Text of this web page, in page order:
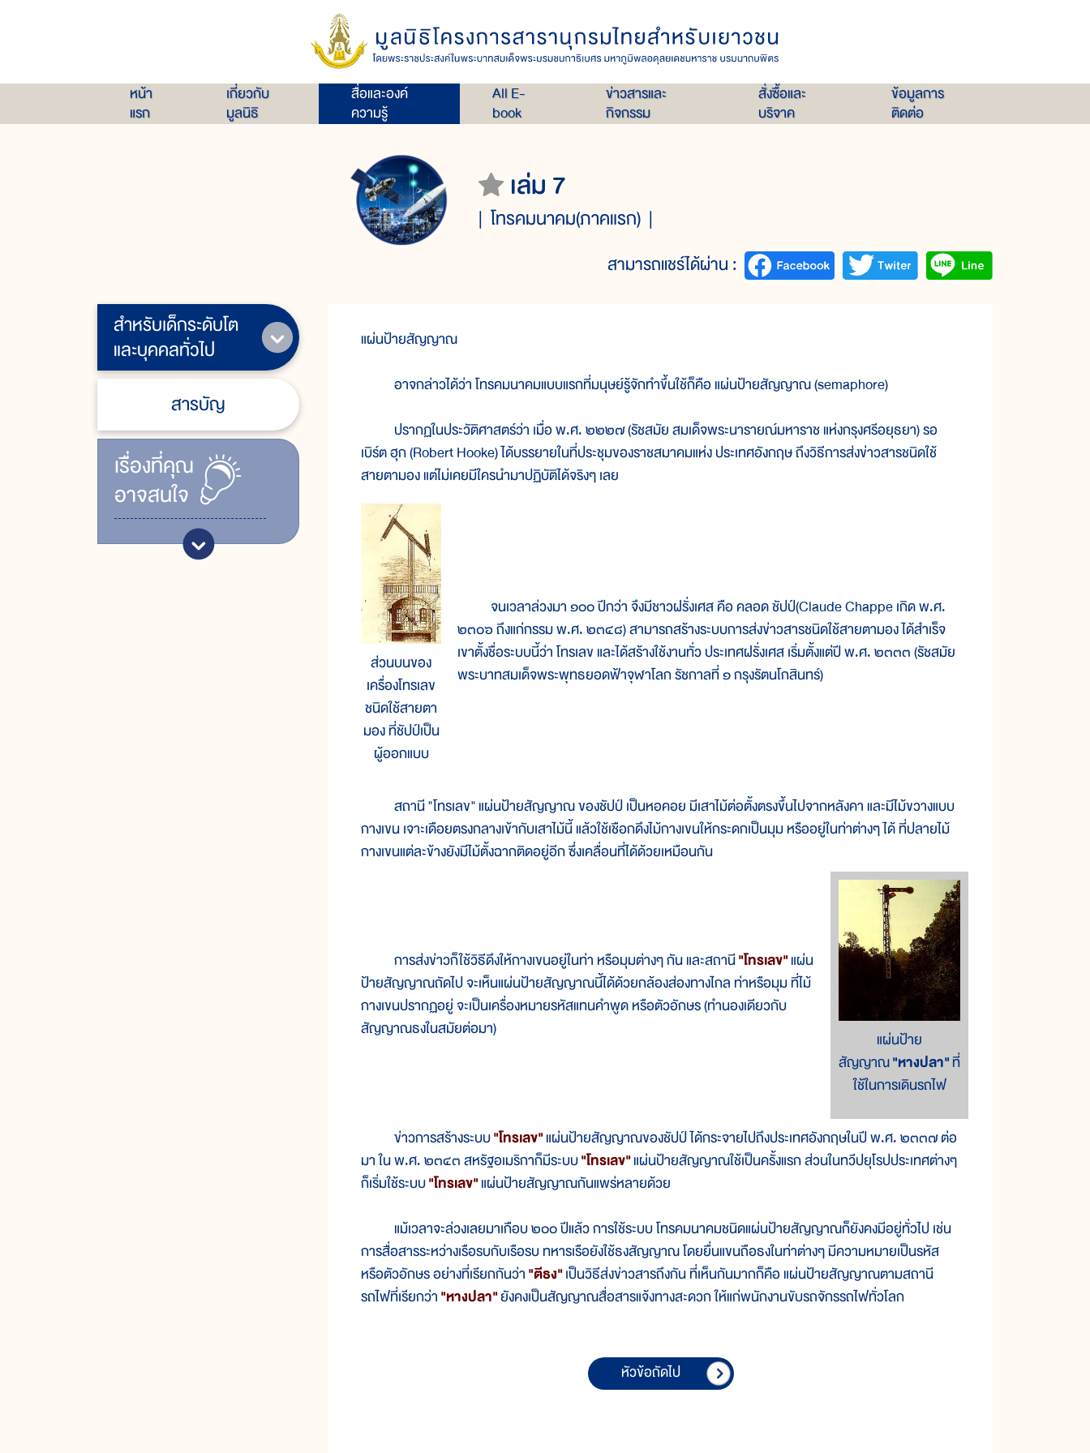
หน้า
แรก
เกี่ยวกับ
มูลนิธิ
สื่อและองค์
ความรู้
All E-
book
ข่าวสารและ
กิจกรรม
สั่งซื้อและ
บริจาค
ข้อมูลการ
ติดต่อ
เล่ม 7
โทรคมนาคม(ภาคแรก)
สามารถแชร์ได้ผ่าน :
สำหรับเด็กระดับโต
และบุคคลทั่วไป
สารบัญ
เรื่ิองที่คุณ
อาจสนใจ
แผ่นป้ายสัญญาณ
อาจกล่าวได้ว่า โทรคมนาคมแบบแรกที่มนุษย์รู้จักทำขึ้นใช้ก็คือ แผ่นป้ายสัญญาณ (semaphore)
ปรากฏในประวัติศาสตร์ว่า เมื่อ พ.ศ. ๒๒๒๗ (รัชสมัย สมเด็จพระนารายณ์มหาราช แห่งกรุงศรีอยุธยา) รอ
เบิร์ต ฮุก (Robert Hooke) ได้บรรยายในที่ประชุมของราชสมาคมแห่ง ประเทศอังกฤษ ถึงวิธีการส่งข่าวสารชนิดใช้
สายตามอง แต่ไม่เคยมีใครนำมาปฏิบัติได้จริงๆ เลย
ส่วนบนของ
เครื่องโทรเลข
ชนิดใช้สายตา
มอง ที่ชัปป์เป็น
ผู้ออกแบบ
จนเวลาล่วงมา ๑๐๐ ปีกว่า จึงมีชาวฝรั่งเศส คือ คลอด ชัปป์(Claude Chappe เกิด พ.ศ.
๒๓๐๖ ถึงแก่กรรม พ.ศ. ๒๓๔๘) สามารถสร้างระบบการส่งข่าวสารชนิดใช้สายตามอง ได้สำเร็จ
เขาตั้งชื่อระบบนี้ว่า โทรเลข และได้สร้างใช้งานทั่ว ประเทศฝรั่งเศส เริ่มตั้งแต่ปี พ.ศ. ๒๓๓๓ (รัชสมัย
พระบาทสมเด็จพระพุทธยอดฟ้าจุฬาโลก รัชกาลที่ ๑ กรุงรัตนโกสินทร์)
สถานี "โทรเลข" แผ่นป้ายสัญญาณ ของชัปป์ เป็นหอคอย มีเสาไม้ต่อตั้งตรงขึ้นไปจากหลังคา และมีไม้ขวางแบบ
กางเขน เจาะเดือยตรงกลางเข้ากับเสาไม้นี้ แล้วใช้เชือกดึงไม้กางเขนให้กระดกเป็นมุม หรืออยู่ในท่าต่างๆ ได้ ที่ปลายไม้
กางเขนแต่ละข้างยังมีไม้ตั้งฉากติดอยู่อีก ซึ่งเคลื่อนที่ได้ด้วยเหมือนกัน
การส่งข่าวก็ใช้วิธีดึงให้กางเขนอยู่ในท่า หรือมุมต่างๆ กัน และสถานี"โทรเลข"แผ่น
ป้ายสัญญาณถัดไป จะเห็นแผ่นป้ายสัญญาณนี้ได้ด้วยกล้องส่องทางไกล ท่าหรือมุม ที่ไม้
กางเขนปรากฏอยู่ จะเป็นเครื่องหมายรหัสแทนคำพูด หรือตัวอักษร (ทำนองเดียวกับ
สัญญาณธงในสมัยต่อมา)
แผ่นป้าย
สัญญาณ"หางปลา"ที่
ใช้ในการเดินรถไฟ
ข่าวการสร้างระบบ"โทรเลข"แผ่นป้ายสัญญาณของชัปป์ ได้กระจายไปถึงประเทศอังกฤษในปี พ.ศ. ๒๓๓๗ ต่อ
มา ใน พ.ศ. ๒๓๔๓ สหรัฐอเมริกาก็มีระบบ"โทรเลข"แผ่นป้ายสัญญาณใช้เป็นครั้งแรก ส่วนในทวีปยุโรปประเทศต่างๆ
ก็เริ่มใช้ระบบ"โทรเลข"แผ่นป้ายสัญญาณกันแพร่หลายด้วย
แม้เวลาจะล่วงเลยมาเกือบ ๒๐๐ ปีแล้ว การใช้ระบบ โทรคมนาคมชนิดแผ่นป้ายสัญญาณก็ยังคงมีอยู่ทั่วไป เช่น
การสื่อสารระหว่างเรือรบกับเรือรบ ทหารเรือยังใช้ธงสัญญาณ โดยยื่นแขนถือธงในท่าต่างๆ มีความหมายเป็นรหัส
หรือตัวอักษร อย่างที่เรียกกันว่า"ตีธง"เป็นวิธีส่งข่าวสารถึงกัน ที่เห็นกันมากก็คือ แผ่นป้ายสัญญาณตามสถานี
รถไฟที่เรียกว่า"หางปลา"ยังคงเป็นสัญญาณสื่อสารแจ้งทางสะดวก ให้แก่พนักงานขับรถจักรรถไฟทั่วโลก
หัวข้อถัดไป